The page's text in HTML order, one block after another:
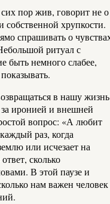
пор жив, говорит не о
хрупкости.
спрашивать о
ритуал с
быть немного слабее,
в нашу жизнь
иронией и внешней
вопрос: «А любит
раз, когда
или исчезает на
сколько
В этой паузе и
нам важен человек